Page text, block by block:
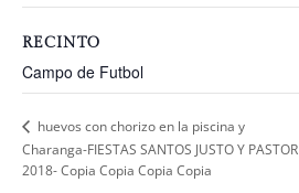
RECINTO
Campo de Futbol
huevos con chorizo en la piscina y
Charanga-FIESTAS SANTOS JUSTO Y PASTOR
2018- Copia Copia Copia Copia